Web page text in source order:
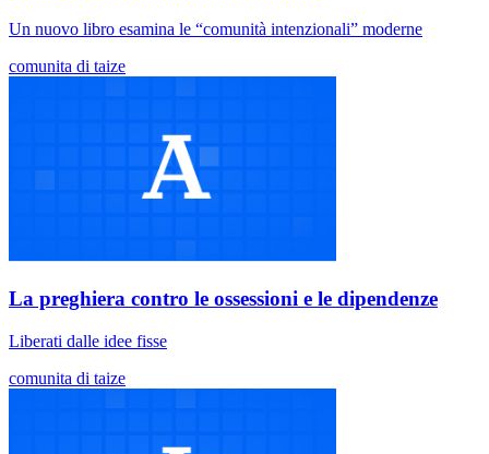
Un nuovo libro esamina le “comunità intenzionali” moderne
comunita di taize
La preghiera contro le ossessioni e le dipendenze
Liberati dalle idee fisse
comunita di taize